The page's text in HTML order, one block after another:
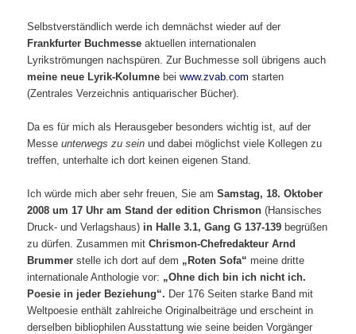
Selbstverständlich werde ich demnächst wieder auf der
Frankfurter Buchmesse aktuellen internationalen
Lyrikströmungen nachspüren. Zur Buchmesse soll übrigens auch
meine neue Lyrik-Kolumne beiwww.zvab.com starten
(Zentrales Verzeichnis antiquarischer Bücher).
Da es für mich als Herausgeber besonders wichtig ist, auf der
Messeunterwegs zu sein und dabei möglichst viele Kollegen zu
treffen, unterhalte ich dort keinen eigenen Stand.
Ich würde mich aber sehr freuen, Sie amSamstag, 18. Oktober
2008 um 17 Uhr am Stand der edition Chrismon(Hansisches
Druck- und Verlagshaus) in Halle 3.1, Gang G 137-139 begrüßen
zu dürfen. Zusammen mitChrismon-Chefredakteur Arnd
Brummer stelle ich dort auf dem „Roten Sofa“ meine dritte
internationale Anthologie vor: „Ohne dich bin ich nicht ich.
Poesie in jeder Beziehung“. Der 176 Seiten starke Band mit
Weltpoesie enthält zahlreiche Originalbeiträge und erscheint in
derselben bibliophilen Ausstattung wie seine beiden Vorgänger